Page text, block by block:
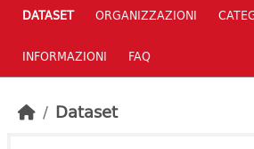
DATASET ORGANIZZAZIONI
INFORMAZIONI FAQ
Dataset